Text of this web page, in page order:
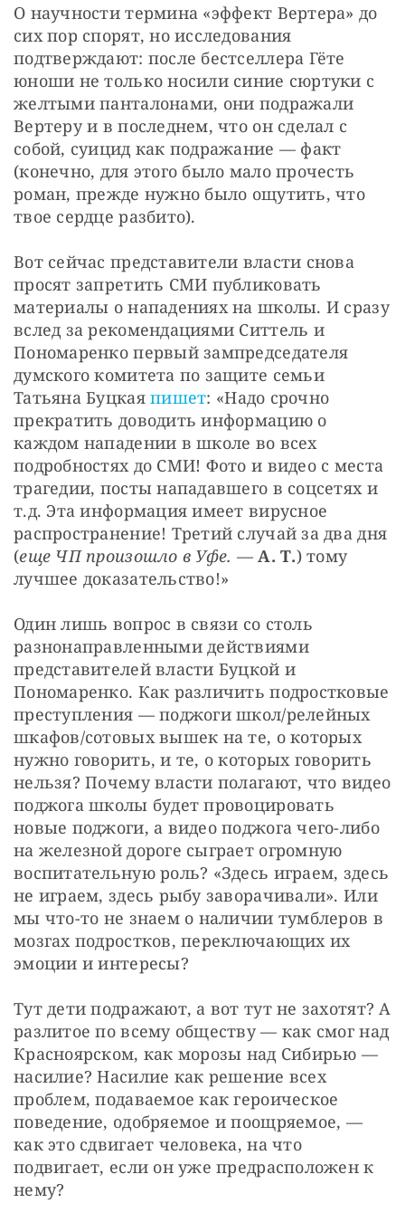
О научности термина «эффект Вертера» до
сих пор спорят, но исследования
подтверждают: после бестселлера Гёте
юноши не только носили синие сюртуки с
желтыми панталонами, они подражали
Вертеру и в последнем, что он сделал с
собой, суицид как подражание — факт
(конечно, для этого было мало прочесть
роман, прежде нужно было ощутить, что
твое сердце разбито).
Вот сейчас представители власти снова
просят запретить СМИ публиковать
материалы о нападениях на школы. И сразу
вслед за рекомендациями Ситтель и
Пономаренко первый зампредседателя
думского комитета по защите семьи
Татьяна Буцкая пишет: «Надо срочно
прекратить доводить информацию о
каждом нападении в школе во всех
подробностях до СМИ! Фото и видео с места
трагедии, посты нападавшего в соцсетях и
т.д. Эта информация имеет вирусное
распространение! Третий случай за два дня
(еще ЧП произошло в Уфе. — А. Т.) тому
лучшее доказательство!»
Один лишь вопрос в связи со столь
разнонаправленными действиями
представителей власти Буцкой и
Пономаренко. Как различить подростковые
преступления — поджоги школ/релейных
шкафов/сотовых вышек на те, о которых
нужно говорить, и те, о которых говорить
нельзя? Почему власти полагают, что видео
поджога школы будет провоцировать
новые поджоги, а видео поджога чего-либо
на железной дороге сыграет огромную
воспитательную роль? «Здесь играем, здесь
не играем, здесь рыбу заворачивали». Или
мы что-то не знаем о наличии тумблеров в
мозгах подростков, переключающих их
эмоции и интересы?
Тут дети подражают, а вот тут не захотят? А
разлитое по всему обществу — как смог над
Красноярском, как морозы над Сибирью —
насилие? Насилие как решение всех
проблем, подаваемое как героическое
поведение, одобряемое и поощряемое, —
как это сдвигает человека, на что
подвигает, если он уже предрасположен к
нему?